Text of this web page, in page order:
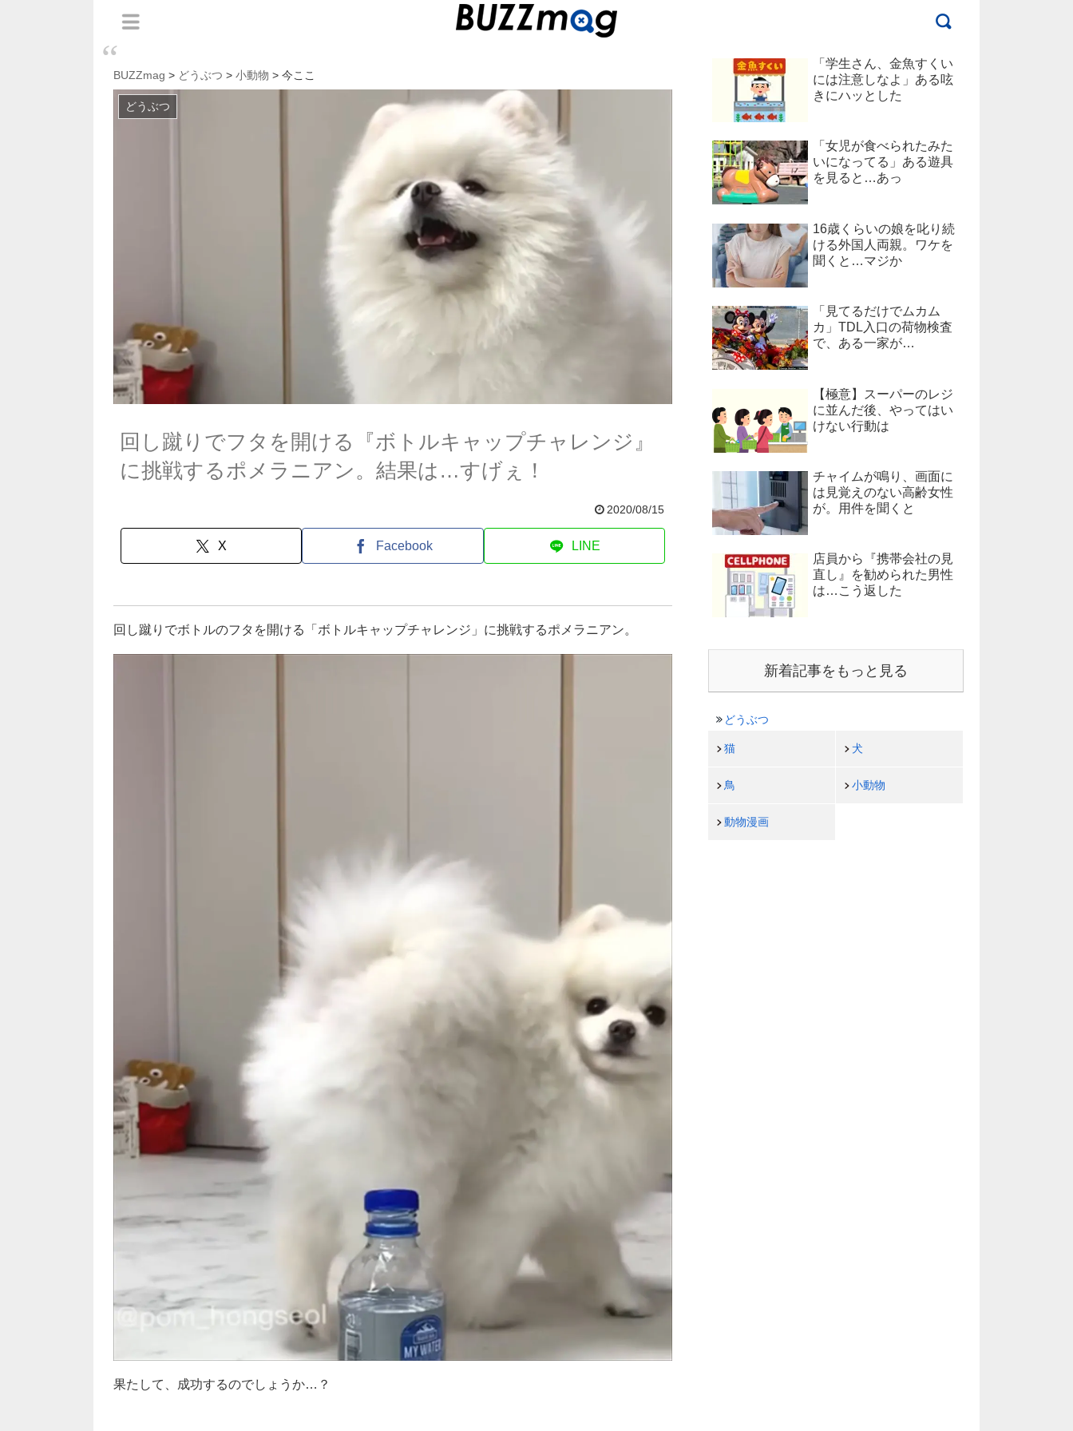
BUZZmag > どうぶつ > 小動物 > 今ここ
どうぶつ
回し蹴りでフタを開ける『ボトルキャップチャレンジ』
に挑戦するポメラニアン。結果は…すげぇ！
2020/08/15
X Facebook LINE
回し蹴りでボトルのフタを開ける「ボトルキャップチャレンジ」に挑戦するポメラニアン。
果たして、成功するのでしょうか…？
「学生さん、金魚すくい
には注意しなよ」ある呟
きにハッとした
「女児が食べられたみた
いになってる」ある遊具
を見ると…あっ
16歳くらいの娘を叱り続
ける外国人両親。ワケを
聞くと…マジか
「見てるだけでムカム
カ」TDL入口の荷物検査
で、ある一家が…
【極意】スーパーのレジ
に並んだ後、やってはい
けない行動は
チャイムが鳴り、画面に
は見覚えのない高齢女性
が。用件を聞くと
店員から『携帯会社の見
直し』を勧められた男性
は…こう返した
新着記事をもっと見る
どうぶつ
猫 犬
鳥 小動物
動物漫画